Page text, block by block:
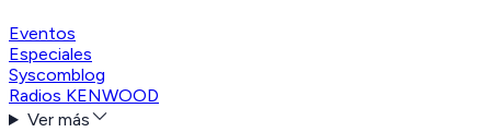
Eventos
Especiales
Syscomblog
Radios KENWOOD
Ver más